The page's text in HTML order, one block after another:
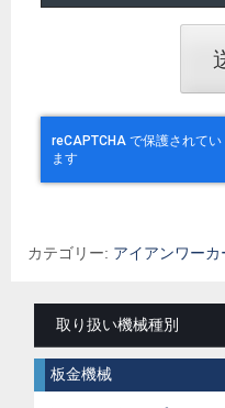
カテゴリー: アイアンワーカ
取り扱い機械種別
板金機械